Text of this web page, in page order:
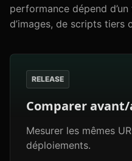
performance dépend
d’images, de scripts tiers
RELEASE
Comparer
Mesurer les mêmes
déploiements.